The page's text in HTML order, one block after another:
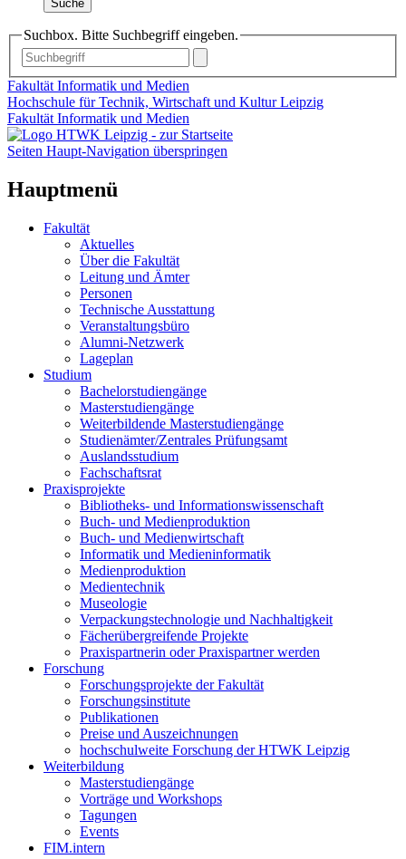
Suche
Suchbox. Bitte Suchbegriff eingeben.
Fakultät Informatik und Medien
Hochschule für Technik, Wirtschaft und Kultur Leipzig
Fakultät Informatik und Medien
Seiten Haupt-Navigation überspringen
Hauptmenü
Fakultät
Aktuelles
Über die Fakultät
Leitung und Ämter
Personen
Technische Ausstattung
Veranstaltungsbüro
Alumni-Netzwerk
Lageplan
Studium
Bachelorstudiengänge
Masterstudiengänge
Weiterbildende Masterstudiengänge
Studienämter/Zentrales Prüfungsamt
Auslandsstudium
Fachschaftsrat
Praxisprojekte
Bibliotheks- und Informationswissenschaft
Buch- und Medienproduktion
Buch- und Medienwirtschaft
Informatik und Medieninformatik
Medienproduktion
Medientechnik
Museologie
Verpackungstechnologie und Nachhaltigkeit
Fächerübergreifende Projekte
Praxispartnerin oder Praxispartner werden
Forschung
Forschungsprojekte der Fakultät
Forschungsinstitute
Publikationen
Preise und Auszeichnungen
hochschulweite Forschung der HTWK Leipzig
Weiterbildung
Masterstudiengänge
Vorträge und Workshops
Tagungen
Events
FIM.intern